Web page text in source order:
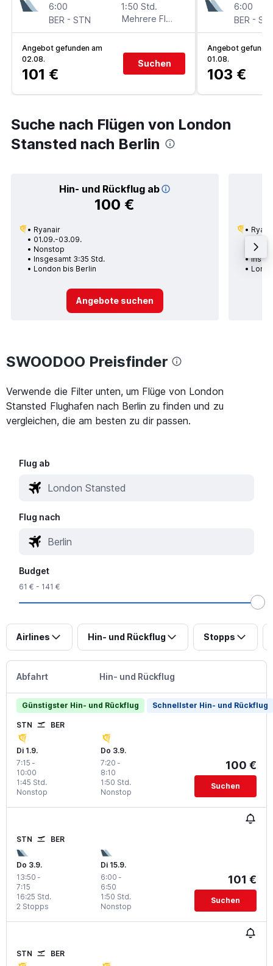
6:00
BER - STN
1:50 Std.
Mehrere Fluglinien
Angebot gefunden am
02.08.
101 €
Suchen
6:00
BER -
Angebot
01.08.
103 €
Suche nach Flügen von London
Stansted nach Berlin
Hin- und Rückflug ab
100 €
Ryanair
01.09.-03.09.
Nonstop
Insgesamt 3:35 Std.
London bis Berlin
Angebote suchen
1
SWOODOO Preisfinder
Verwende die Filter unten, um Flüge von London
Stansted Flughafen nach Berlin zu finden und zu
vergleichen, die am besten zu dir passen.
Flug ab
Flug nach
Budget
61 € - 141 €
Airlines Hin- und Rückflug Stopps
Abfahrt Hin- und Rückflug
Günstigster Hin- und Rückflug Schnellster Hin- und Rückflug
STN BER
Di 1.9.
7:15 -
10:00
Nonstop
1:45 Std.
Do 3.9.
7:20 -
8:10
Nonstop
1:50 Std.
100 €
Suchen
STN BER
Do 3.9.
13:50 -
7:15
2 Stopps
16:25 Std.
Di 15.9.
6:00 -
6:50
Nonstop
1:50 Std.
101 €
Suchen
STN BER